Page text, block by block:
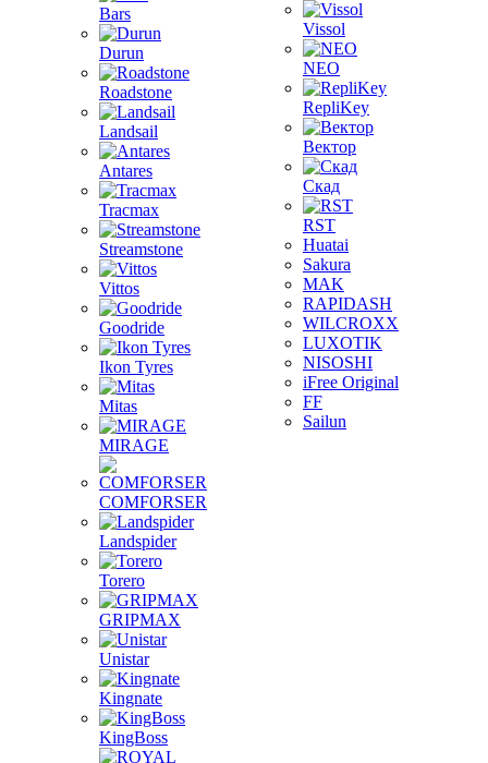
Bars
Durun
Roadstone
Landsail
Antares
Tracmax
Streamstone
Vittos
Goodride
Ikon Tyres
Mitas
MIRAGE
COMFORSER
Landspider
Torero
GRIPMAX
Unistar
Kingnate
KingBoss
Vissol
NEO
RepliKey
Вектор
Скад
RST
Huatai
Sakura
MAK
RAPIDASH
WILCROXX
LUXOTIK
NISOSHI
iFree Original
FF
Sailun